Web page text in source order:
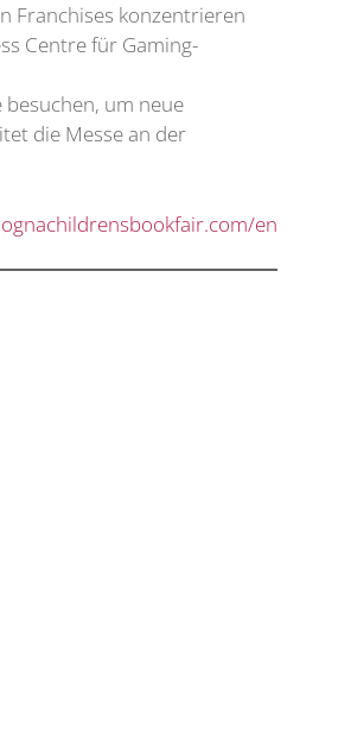
Franchises konzentrieren
Centre für Gaming-
besuchen, um neue
die Messe an der
en